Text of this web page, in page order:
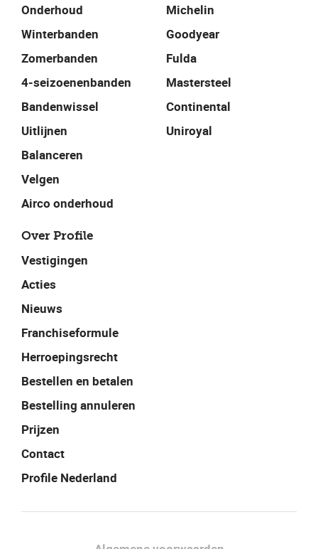
Onderhoud
Winterbanden
Zomerbanden
4-seizoenenbanden
Bandenwissel
Uitlijnen
Balanceren
Velgen
Airco onderhoud
Michelin
Goodyear
Fulda
Mastersteel
Continental
Uniroyal
Over Profile
Vestigingen
Acties
Nieuws
Franchiseformule
Herroepingsrecht
Bestellen en betalen
Bestelling annuleren
Prijzen
Contact
Profile Nederland